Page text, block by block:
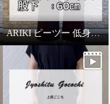
ARIKI ピーツー 低身長スタッフがはいてみました！